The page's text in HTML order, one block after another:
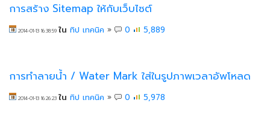
การสร้าง Sitemap ให้กับเว็บไซต์
2014-01-13 16:38:59 ใน ทิป เทคนิค » 0 5,889
การทำลายน้ำ / Water Mark ใส่ในรูปภาพเวลาอัพโหลด
2014-01-13 16:26:23 ใน ทิป เทคนิค » 0 5,978